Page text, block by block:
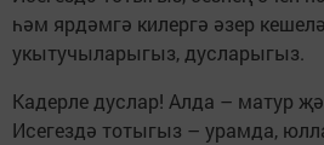
һәм ярдәмгә килергә әзер
укытучыларыгыз, дусларыгыз.
Кадерле дуслар! Алда – матур
Исегездә тотыгыз – урамда,